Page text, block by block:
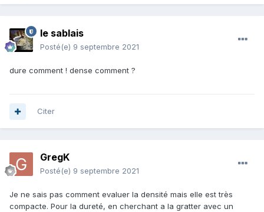
le sablais
Posté(e) 9 septembre 2021
dure comment ! dense comment ?
Citer
GregK
Posté(e) 9 septembre 2021
Je ne sais pas comment evaluer la densité mais elle est très
compacte. Pour la dureté, en cherchant a la gratter avec un